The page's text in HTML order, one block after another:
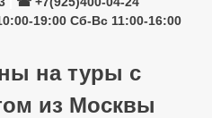
19:00 Сб-Вс 11:00-16:00
на туры с
из Москвы